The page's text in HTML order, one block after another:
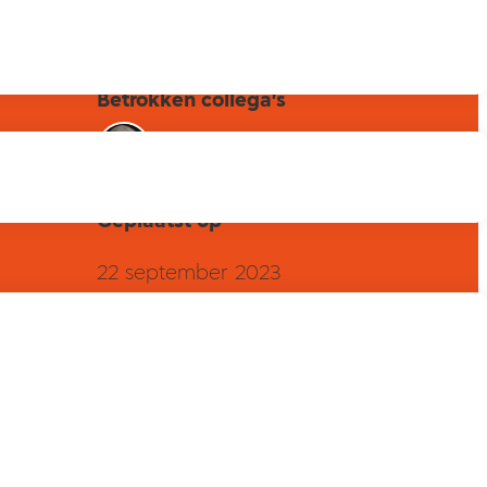
Betrokken collega's
Geplaatst op
22 september 2023